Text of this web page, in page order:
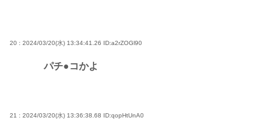
20 : 2024/03/20(水) 13:34:41.26 ID:a2rZOGl90
パチ●コかよ
21 : 2024/03/20(水) 13:36:38.68 ID:qopHtUnA0